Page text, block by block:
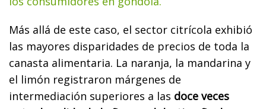
Más allá de este caso, el sector citrícola exhibió
las mayores disparidades de precios de toda la
canasta alimentaria. La naranja, la mandarina y
el limón registraron márgenes de
intermediación superiores a las doce veces